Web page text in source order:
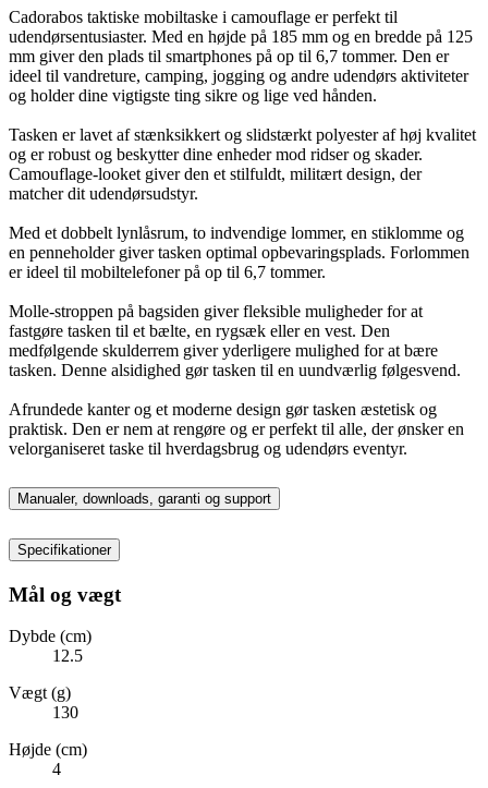
Cadorabos taktiske mobiltaske i camouflage er perfekt til
udendørsentusiaster. Med en højde på 185 mm og en bredde på 125
mm giver den plads til smartphones på op til 6,7 tommer. Den er
ideel til vandreture, camping, jogging og andre udendørs aktiviteter
og holder dine vigtigste ting sikre og lige ved hånden.
Tasken er lavet af stænksikkert og slidstærkt polyester af høj kvalitet
og er robust og beskytter dine enheder mod ridser og skader.
Camouflage-looket giver den et stilfuldt, militært design, der
matcher dit udendørsudstyr.
Med et dobbelt lynlåsrum, to indvendige lommer, en stiklomme og
en penneholder giver tasken optimal opbevaringsplads. Forlommen
er ideel til mobiltelefoner på op til 6,7 tommer.
Molle-stroppen på bagsiden giver fleksible muligheder for at
fastgøre tasken til et bælte, en rygsæk eller en vest. Den
medfølgende skulderrem giver yderligere mulighed for at bære
tasken. Denne alsidighed gør tasken til en uundværlig følgesvend.
Afrundede kanter og et moderne design gør tasken æstetisk og
praktisk. Den er nem at rengøre og er perfekt til alle, der ønsker en
velorganiseret taske til hverdagsbrug og udendørs eventyr.
Manualer, downloads, garanti og support
Specifikationer
Mål og vægt
Dybde (cm)
12.5
Vægt (g)
130
Højde (cm)
4